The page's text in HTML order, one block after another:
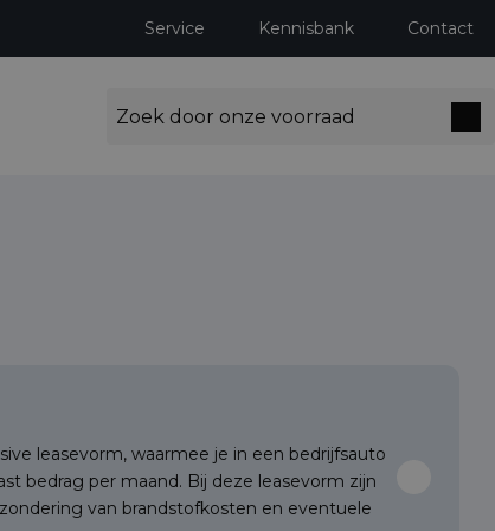
Service Kennisbank Contact
leasevorm, waarmee je in een bedrijfsauto
bedrag per maand. Bij deze leasevorm zijn
van brandstofkosten en eventuele